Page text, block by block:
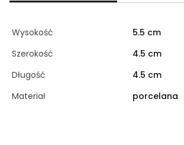
Wysokość
5.5 cm
Szerokość
4.5 cm
Długość
4.5 cm
Materiał
porcelana